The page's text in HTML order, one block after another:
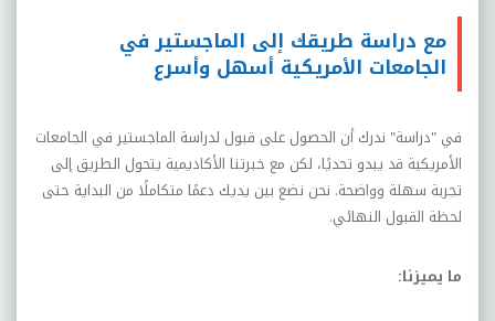
مع دراسة طريقك إلى الماجستير في
الجامعات الأمريكية أسهل وأسرع
في "دراسة" ندرك أن الحصول على قبول لدراسة الماجستير في الجامعات
الأمريكية قد يبدو تحديًا، لكن مع خبرتنا الأكاديمية يتحول الطريق إلى
تجربة سهلة وواضحة. نحن نضع بين يديك دعمًا متكاملًا من البداية حتى
لحظة القبول النهائي.
ما يميزنا: